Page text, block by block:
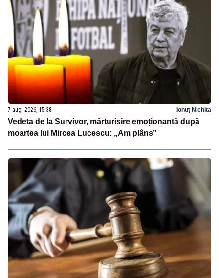
7 aug. 2026, 15:38 Ionuț Nichita
Vedeta de la Survivor, mărturisire emoționantă după
moartea lui Mircea Lucescu: „Am plâns”